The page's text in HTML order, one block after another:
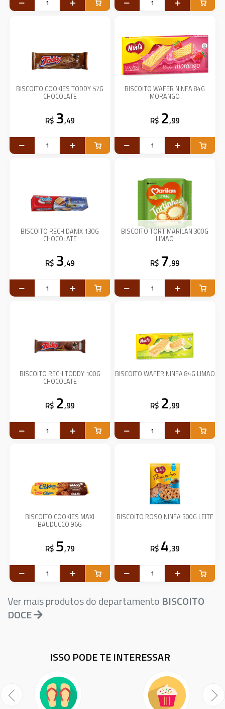
BISCOITO COOKIES TODDY 57G
CHOCOLATE
R$ 3,49
BISCOITO WAFER NINFA 84G
MORANGO
R$ 2,99
BISCOITO RECH DANIX 130G
CHOCOLATE
R$ 3,49
BISCOITO TORT MARILAN 300G
LIMAO
R$ 7,99
BISCOITO RECH TODDY 100G
CHOCOLATE
R$ 2,99
BISCOITO WAFER NINFA 84G LIMAO
R$ 2,99
BISCOITO COOKIES MAXI
BAUDUCCO 96G
R$ 5,79
BISCOITO ROSQ NINFA 300G LEITE
R$ 4,39
Ver mais produtos do departamento BISCOITO
DOCE
ISSO PODE TE INTERESSAR